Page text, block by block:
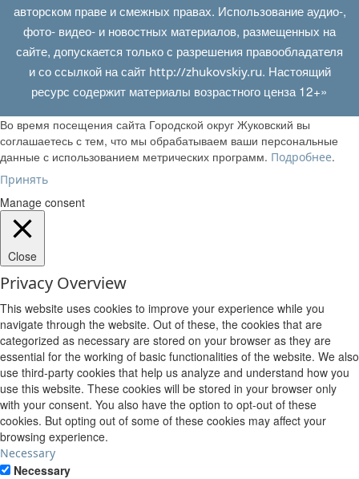
авторском праве и смежных правах. Использование аудио-,
фото- видео- и новостных материалов, размещенных на
сайте, допускается только с разрешения правообладателя
и со ссылкой на сайт http://zhukovskiy.ru. Настоящий
ресурс содержит материалы возрастного ценза 12+»
Во время посещения сайта Городской округ Жуковский вы
соглашаетесь с тем, что мы обрабатываем ваши персональные
данные с использованием метрических программ. Подробнее.
Принять
Manage consent
Close
Privacy Overview
This website uses cookies to improve your experience while you
navigate through the website. Out of these, the cookies that are
categorized as necessary are stored on your browser as they are
essential for the working of basic functionalities of the website. We also
use third-party cookies that help us analyze and understand how you
use this website. These cookies will be stored in your browser only
with your consent. You also have the option to opt-out of these
cookies. But opting out of some of these cookies may affect your
browsing experience.
Necessary
Necessary